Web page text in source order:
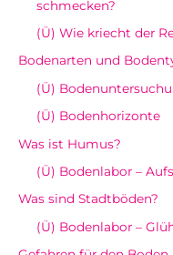
schmecken?
(Ü) Wie kriecht der
Bodenarten und
(Ü)
(Ü) Bodenhorizonte
Was ist Humus?
(Ü) Bodenlabor –
Was sind Stadtböden?
(Ü) Bodenlabor –